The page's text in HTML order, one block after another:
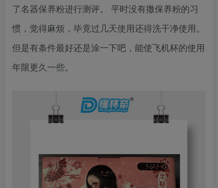
了名器保养粉进行测评。 平时没有撒保养粉的习
惯，觉得麻烦，毕竟过几天使用还得洗干净使用。
但是有条件最好还是涂一下吧，能使飞机杯的使用
年限更久一些。